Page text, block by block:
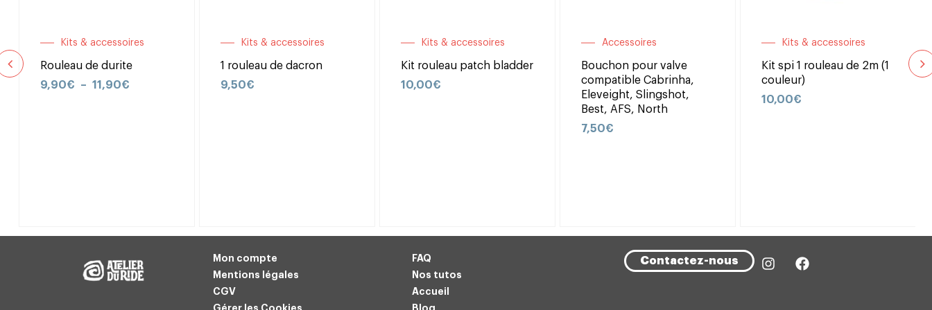
Kits & accessoires
Rouleau de durite
9,90€ – 11,90€
Kits & accessoires
1 rouleau de dacron
9,50€
Kits & accessoires
Kit rouleau patch bladder
10,00€
Accessoires
Bouchon pour valve
compatible Cabrinha,
Eleveight, Slingshot,
Best, AFS, North
7,50€
Kits & accessoires
Kit spi 1 rouleau de 2m (1
couleur)
10,00€
Mon compte
Mentions légales
CGV
Gérer les Cookies
FAQ
Nos tutos
Accueil
Blog
Contactez-nous